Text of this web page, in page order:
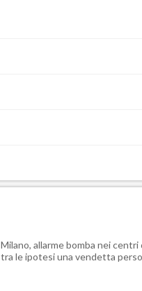
Milano, allarme bomba nei centri
tra le ipotesi una vendetta